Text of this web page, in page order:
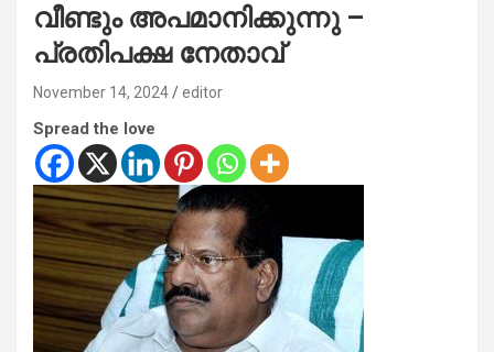
വീണ്ടും അപമാനിക്കുന്നു –
പ്രതിപക്ഷ നേതാവ്
November 14, 2024 editor
Spread the love